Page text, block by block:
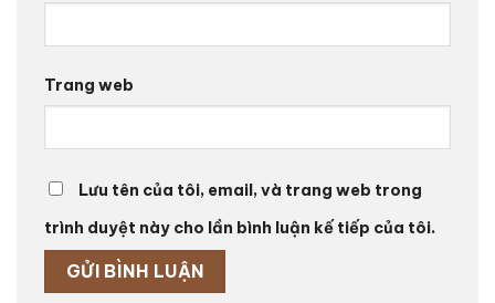
Trang web
Lưu tên của tôi, email, và trang web trong
trình duyệt này cho lần bình luận kế tiếp của tôi.